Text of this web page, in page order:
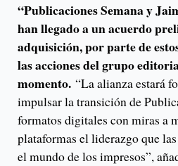
“Publicaciones Semana y
han llegado a un acuerdo
adquisición, por parte de
las acciones del grupo
momento. “La alianza estará
impulsar la transición de
formatos digitales con miras a
plataformas el liderazgo que
el mundo de los impresos”,